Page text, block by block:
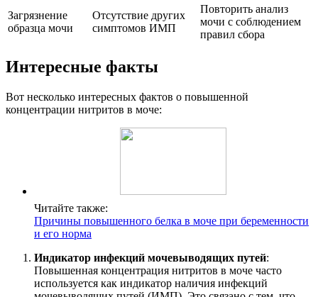
Загрязнение
образца мочи
Отсутствие других
симптомов ИМП
Повторить анализ
мочи с соблюдением
правил сбора
Интересные факты
Вот несколько интересных фактов о повышенной
концентрации нитритов в моче:
Читайте также:
Причины повышенного белка в моче при беременности
и его норма
Индикатор инфекций мочевыводящих путей:
Повышенная концентрация нитритов в моче часто
используется как индикатор наличия инфекций